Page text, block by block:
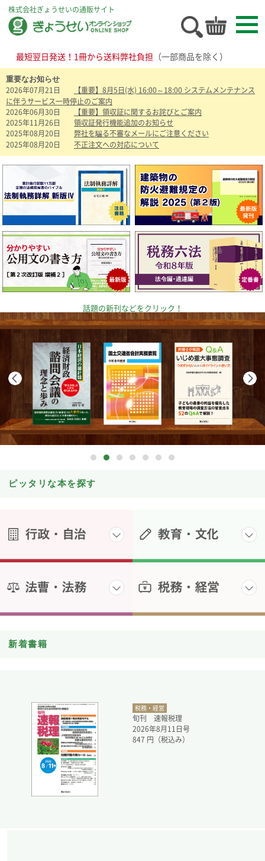
株式会社ぎょうせいの通販サイト
最短翌日発送！1冊から送料弊社負担 （一部商品を除く）
重要なお知らせ
2026年07月21日
【重要】8月5日(水) 16:00～18:00 システムメンテナンス
に伴うサービス一時停止のご案内
2026年06月30日
【重要】領収証に関するお詫びとご案内
2025年11月26日
領収証発行機能追加のお知らせ
2025年08月20日
弊社を騙る不審なメールにご注意ください
2025年08月20日
不正注文への対応について
話題の新刊などをクリック！
ピッタリな本を探す
新着書籍
税務・経営
旬刊 速報税理
2026年8月11日号
847 円（税込み）